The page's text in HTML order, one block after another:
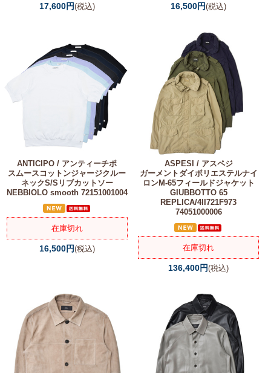
17,600円(税込) 16,500円(税込)
ANTICIPO / アンティーチポ
スムースコットンジャージクルー
ネックS/Sリブカットソー
NEBBIOLO smooth 72151001004
在庫切れ
16,500円(税込)
ASPESI / アスペジ
ガーメントダイポリエステルナイ
ロンM-65フィールドジャケット
GIUBBOTTO 65
REPLICA/4II721F973
74051000006
在庫切れ
136,400円(税込)